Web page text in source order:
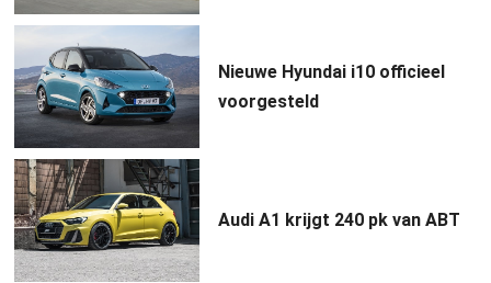
Nieuwe Hyundai i10 officieel
voorgesteld
Audi A1 krijgt 240 pk van ABT